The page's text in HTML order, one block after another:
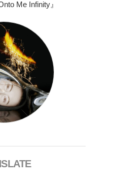
Me Infinity』